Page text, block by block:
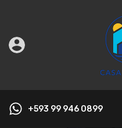
+593 99 946 0899